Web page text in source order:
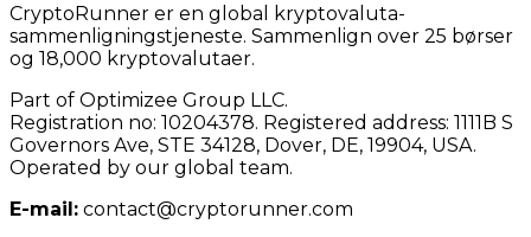
CryptoRunner er en global kryptovaluta-
sammenligningstjeneste. Sammenlign over 25 børser
og 18,000 kryptovalutaer.
Part of Optimizee Group LLC.
Registration no: 10204378. Registered address: 1111B S
Governors Ave, STE 34128, Dover, DE, 19904, USA.
Operated by our global team.
E-mail: contact@cryptorunner.com